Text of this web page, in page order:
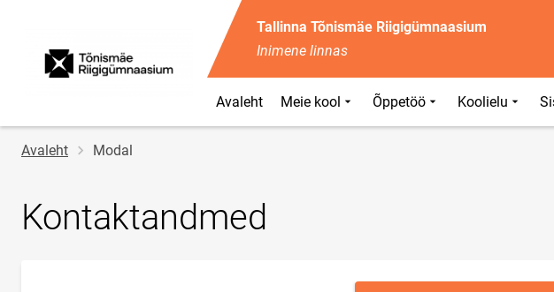
Tallinna Tõnismäe Riigigümnaasium
Inimene linnas
Avaleht Meie kool Õppetöö Koolielu
Jälglink
Avaleht Modal
Kontaktandmed